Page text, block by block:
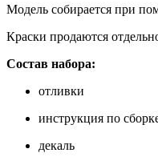
Модель собирается при
Краски продаются
Состав набора:
отливки
инструкция по
декаль